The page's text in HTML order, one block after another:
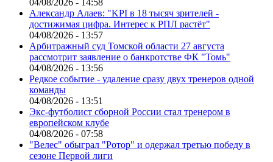
Александр Алаев: "KPI в 18 тысяч зрителей -
достижимая цифра. Интерес к РПЛ растёт"
04/08/2026 - 13:57
Арбитражный суд Томской области 27 августа
рассмотрит заявление о банкротстве ФК "Томь"
04/08/2026 - 13:56
Редкое событие - удаление сразу двух тренеров одной
команды
04/08/2026 - 13:51
Экс-футболист сборной России стал тренером в
европейском клубе
04/08/2026 - 07:58
"Велес" обыграл "Ротор" и одержал третью победу в
сезоне Первой лиги